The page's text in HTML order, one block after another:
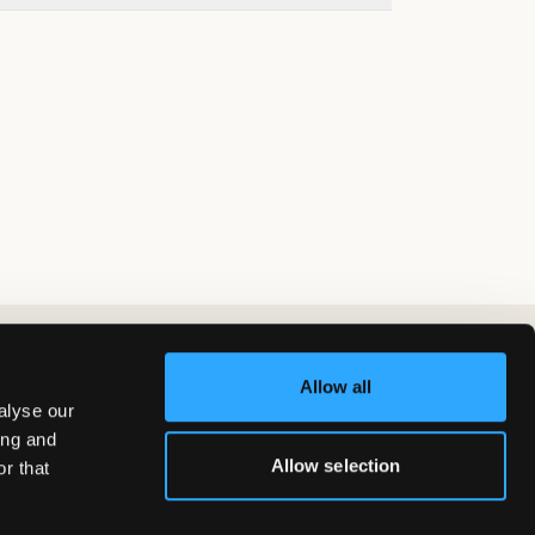
our
and
that
Allow all
Allow selection